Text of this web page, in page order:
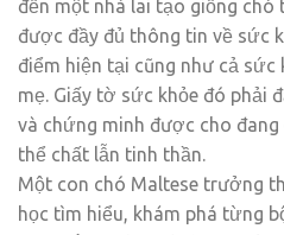
đến một nhà lai tạo giống chó
được đầy đủ thông tin về sức
điểm hiện tại cũng như cả sức
mẹ. Giấy tờ sức khỏe đó phải
và chứng minh được cho
thể chất lẫn tinh thần.
Một con chó Maltese trưởng
học tìm hiểu, khám phá từng